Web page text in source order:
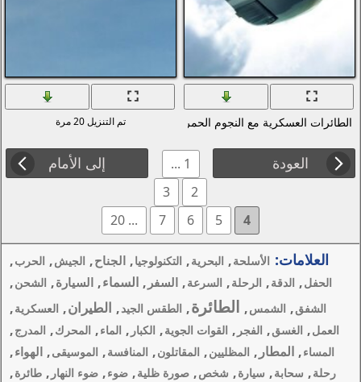
تم التنزيل 20 مرة
التكنولوجيا,الجناح,الجيش,الحرب,
السفر, السماء ,السيارة,الشحن,
الطقس الجيد,الطيران,العسكرية,
الجوية,الكبار,الماء,المحرك,المدرج,
المقاتلون,المنافسة, الموسيقى, الهواء,
صورة ظلية,ضوء ,ضوء النهار,طائرة,